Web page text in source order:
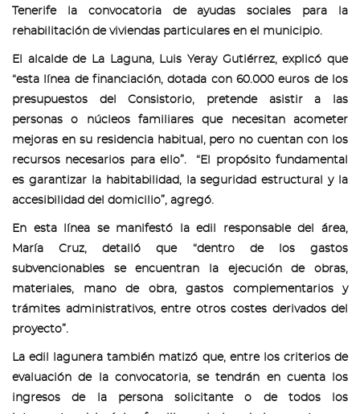
Tenerife la convocatoria de ayudas sociales para la
rehabilitación de viviendas particulares en el municipio.
El alcalde de La Laguna, Luis Yeray Gutiérrez, explicó que
“esta línea de financiación, dotada con 60.000 euros de los
presupuestos del Consistorio, pretende asistir a las
personas o núcleos familiares que necesitan acometer
mejoras en su residencia habitual, pero no cuentan con los
recursos necesarios para ello”. “El propósito fundamental
es garantizar la habitabilidad, la seguridad estructural y la
accesibilidad del domicilio”, agregó.
En esta línea se manifestó la edil responsable del área,
María Cruz, detalló que “dentro de los gastos
subvencionables se encuentran la ejecución de obras,
materiales, mano de obra, gastos complementarios y
trámites administrativos, entre otros costes derivados del
proyecto”.
La edil lagunera también matizó que, entre los criterios de
evaluación de la convocatoria, se tendrán en cuenta los
ingresos de la persona solicitante o de todos los